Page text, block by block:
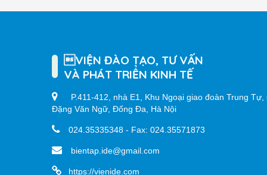
VIỆN ĐÀO TẠO, TƯ VẤN
VÀ PHÁT TRIỂN KINH TẾ
P.411-412, nhà E1, Khu Ngoại giao đoàn Trung Tự,
Đặng Văn Ngữ, Đống Đa, Hà Nội
024.35335348 - Fax: 024.35571873
bientap.ide@gmail.com
https://vienide.com